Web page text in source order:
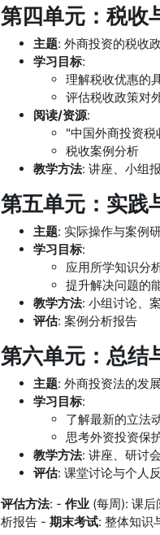
第四单元：税收
主题: 外商投资的税收
学习目标:
理解税收优惠的
评估税收政策对
阅读/资源:
"中国外商投资税
税收案例分析
教学方法: 讲座、小组
第五单元：实践
主题: 实际操作与案例
学习目标:
应用所学知识分
提升解决问题的
教学方法: 小组讨论、
评估: 案例分析报告
第六单元：总结
主题: 外商投资法的发
学习目标:
了解最新的立法
思考外资投资保
教学方法: 讲座、研讨会
评估: 课堂讨论与个人
评估方法: - 作业 (每周): 课
析报告 - 期末考试: 整体知识